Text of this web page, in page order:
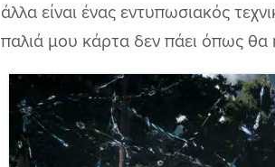
άλλα είναι ένας εντυπωσιακός
παλιά μου κάρτα δεν πάει όπως θα